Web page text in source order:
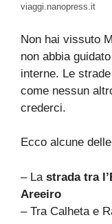
viaggi.nanopress.it
Non hai vissuto
non abbia
interne. Le
come nessun
crederci.
Ecco alcune
– La strada tra
Areeiro
– Tra Calheta e